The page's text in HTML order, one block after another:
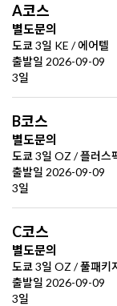
A코스
별도문의
도쿄 3일 KE / 에어텔
출발일 2026-09-09
3일
B코스
별도문의
도쿄 3일 OZ / 플러스
출발일 2026-09-09
3일
C코스
별도문의
도쿄 3일 OZ / 풀패키
출발일 2026-09-09
3일